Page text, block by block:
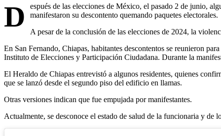
D
espués de las elecciones de México, el pasado 2 de junio,
manifestaron su descontento quemando paquetes electorales.
A pesar de la conclusión de las elecciones de 2024, la
En San Fernando, Chiapas, habitantes descontentos se reunieron
Instituto de Elecciones y Participación Ciudadana. Durante la
El Heraldo de Chiapas entrevistó a algunos residentes, quienes
que se lanzó desde el segundo piso del edificio en llamas.
Otras versiones indican que fue empujada por manifestantes.
Actualmente, se desconoce el estado de salud de la funcionaria y de